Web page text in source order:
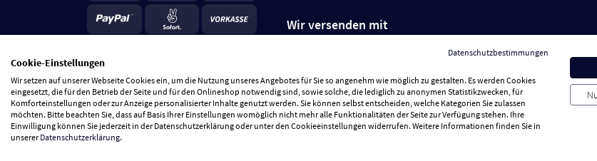
Wir versenden mit
*Standard 6,95 €; bei Kühlware zzgl. 0,99 €
je Bestellung, insgesamt 7,94 €. Lieferzeit3-
5 Tage.Preise inkl. MwSt.
Datenschutzbestimmungen
Cookie-Einstellungen
Wir setzen auf unserer Webseite Cookies ein, um die Nutzung unseres Angebotes für Sie so angenehm wie möglich zu gestalten. Es werden Cookies
eingesetzt, die für den Betrieb der Seite und für den Onlineshop notwendig sind, sowie solche, die lediglich zu anonymen Statistikzwecken, für
Komforteinstellungen oder zur Anzeige personalisierter Inhalte genutzt werden. Sie können selbst entscheiden, welche Kategorien Sie zulassen
möchten. Bitte beachten Sie, dass auf Basis Ihrer Einstellungen womöglich nicht mehr alle Funktionalitäten der Seite zur Verfügung stehen. Ihre
Einwilligung können Sie jederzeit in der Datenschutzerklärung oder unter den Cookieeinstellungen widerrufen. Weitere Informationen finden Sie in
unsererDatenschutzerklärung.